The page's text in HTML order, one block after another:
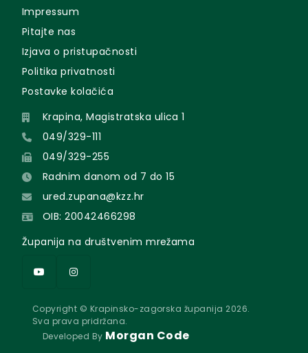
Impressum
Pitajte nas
Izjava o pristupačnosti
Politika privatnosti
Postavke kolačića
Krapina, Magistratska ulica 1
049/329-111
049/329-255
Radnim danom od 7 do 15
ured.zupana@kzz.hr
OIB: 20042466298
Županija na društvenim mrežama
Copyright © Krapinsko-zagorska županija 2026.
Sva prava pridržana.
Developed By Morgan Code